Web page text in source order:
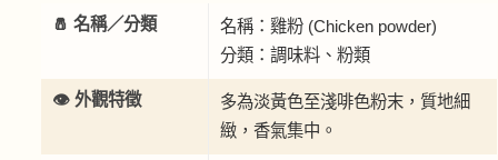
🧂 名稱／分類
名稱：雞粉 (Chicken powder)
分類：調味料、粉類
👁️ 外觀特徵
多為淡黃色至淺啡色粉末，質地細
緻，香氣集中。